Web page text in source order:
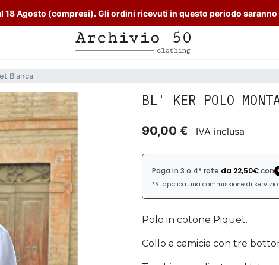
18 Agosto (compresi). Gli ordini ricevuti in questo periodo saranno
Bianca
BL' KER POLO
90,00 € IVA inclusa
Polo in cotone Piquet.
Collo a camicia con tre